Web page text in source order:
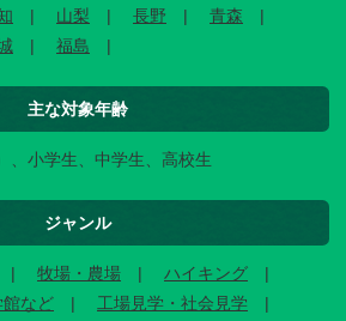
山梨 長野
青森
福島
主な対象年齢
、小学生、中学生、高校生
ジャンル
牧場・農場
ハイキング
など
工場見学・社会見学